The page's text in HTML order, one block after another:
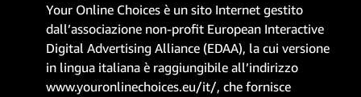
Your Online Choices è un sito Internet gestito
dall’associazione non-profit European Interactive
Digital Advertising Alliance (EDAA), la cui versione
in lingua italiana è raggiungibile all’indirizzo
www.youronlinechoices.eu/it/, che fornisce